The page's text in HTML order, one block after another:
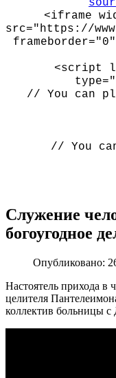
<iframe
src="https://
frameborder="0"
<script
// You can
// You
Служение
богоугодное
Опубликовано:
Настоятель прихода в
целителя
коллектив больницы